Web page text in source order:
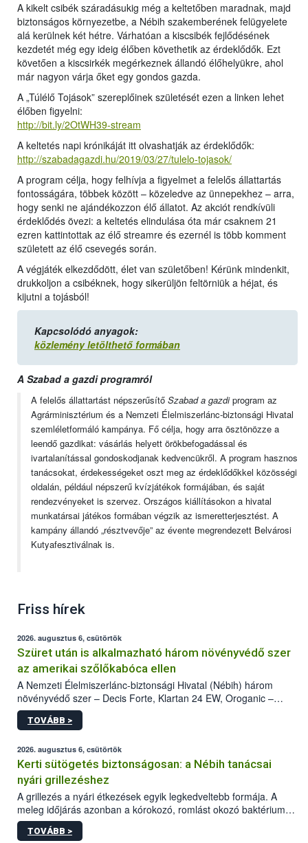
A kikelt csibék száradásukig még a keltetőben maradnak, majd
biztonságos környezetbe, a Nébih szakemberének felügyelete
alá kerülnek két hétre. Várhatóan a kiscsibék fejlődésének
kezdetét még egy ideig élőben követhetik az érdeklődők. Ezt
követően a kiscsirkék megérkeznek állandó élőhelyükre, ahol
már nagyon várja őket egy gondos gazda.
A „Túlélő Tojások” szereplőinek születését ezen a linken lehet
élőben figyelni:
http://bit.ly/2OtWH39-stream
A keltetés napi krónikáját itt olvashatják az érdeklődők:
http://szabadagazdi.hu/2019/03/27/tulelo-tojasok/
A program célja, hogy felhívja a figyelmet a felelős állattartás
fontosságára, többek között – közeledve az ünnepekhez – arra,
hogy senki ne ajándékozzon élő állatot. Az akciót rendkívüli
érdeklődés övezi: a keltetés elindulása óta már csaknem 21
ezren kattintottak az élő streamre és ezernél is több komment
született az élő csevegés során.
A végjáték elkezdődött, élet van születőben! Kérünk mindenkit,
drukkoljon a csibéknek, hogy sikerüljön feltörniük a héjat, és
kijutni a tojásból!
Kapcsolódó anyagok:
közlemény letölthető formában
A Szabad a gazdi programról
A felelős állattartást népszerűsítő Szabad a gazdiprogram az
Agrárminisztérium és a Nemzeti Élelmiszerlánc-biztonsági Hivatal
szemléletformáló kampánya. Fő célja, hogy arra ösztönözze a
leendő gazdikat: vásárlás helyett örökbefogadással és
ivartalanítással gondoskodjanak kedvencükről. A program hasznos
tanácsokat, érdekességeket oszt meg az érdeklődőkkel közösségi
oldalán, például népszerű kvízjátékok formájában, és saját
rendezvényeket is szervez. Országos kiállításokon a hivatal
munkatársai játékos formában végzik az ismeretterjesztést. A
kampány állandó „résztvevője” az évente megrendezett Belvárosi
Kutyafesztiválnak is.
Friss hírek
2026. augusztus 6, csütörtök
Szüret után is alkalmazható három növényvédő szer
az amerikai szőlőkabóca ellen
A Nemzeti Élelmiszerlánc-biztonsági Hivatal (Nébih) három
növényvédő szer – Decis Forte, Klartan 24 EW, Oroganic –
engedélyokiratát módosította, így azok a szüretet követően,
egészen a vesszőérettség (BBCH 91) stádiumáig
érésű szőlőkben is legyen lehetőség a károsító elleni további
védekezésre. Az Oroganic készítmény kis kiszerelésben kiskerti
felhasználók számára is elérhető és ökológiai termesztésben is
engedélyezett.
TOVÁBB >
2026. augusztus 6, csütörtök
Kerti sütögetés biztonságosan: a Nébih tanácsai
nyári grillezéshez
A grillezés a nyári étkezések egyik legkedveltebb formája. A
meleg időjárás azonban a kórokozó, romlást okozó baktériumok
gyorsabb szaporodásának is kedvez. A szabadtéri sütögetés
ezért nem csupán a megfelelő sütési technikáról szól: legalább
TOVÁBB >